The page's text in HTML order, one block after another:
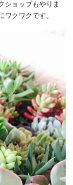
ショップもやりま
クワクです。